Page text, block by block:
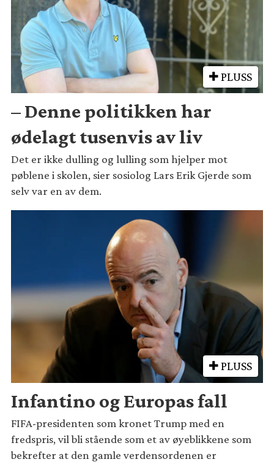
PLUSS
– Denne politikken har
ødelagt tusenvis av liv
Det er ikke dulling og lulling som hjelper mot
pøblene i skolen, sier sosiolog Lars Erik Gjerde som
selv var en av dem.
PLUSS
Infantino og Europas fall
FIFA-presidenten som kronet Trump med en
fredspris, vil bli stående som et av øyeblikkene som
bekrefter at den gamle verdensordenen er